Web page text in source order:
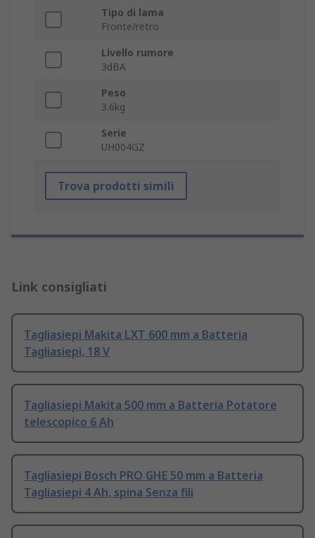
Tipo di lama
Fronte/retro
Livello rumore
3dBA
Peso
3.6kg
Serie
UH004GZ
Trova prodotti simili
Link consigliati
Tagliasiepi Makita LXT 600 mm a Batteria
Tagliasiepi, 18 V
Tagliasiepi Makita 500 mm a Batteria Potatore
telescopico 6 Ah
Tagliasiepi Bosch PRO GHE 50 mm a Batteria
Tagliasiepi 4 Ah, spina Senza fili